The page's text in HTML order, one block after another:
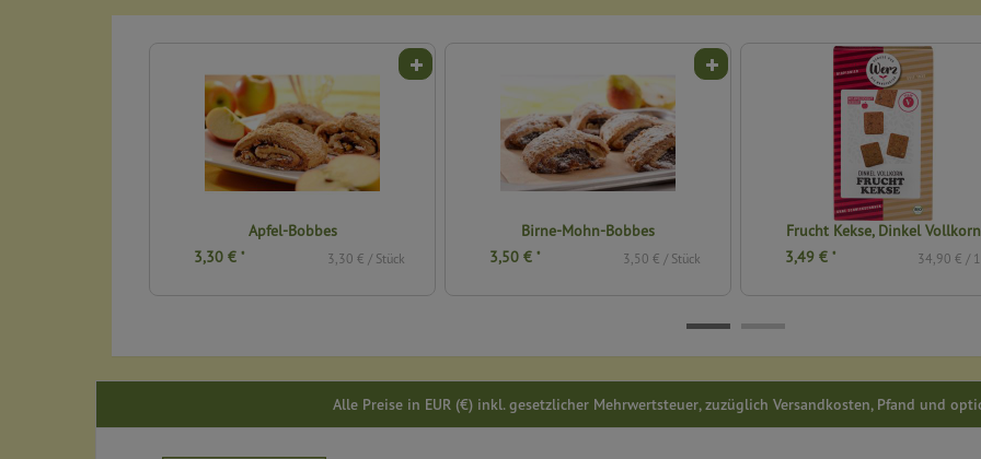
Apfel-Bobbes
3,30 € / Stück
Birne-Mohn-Bobbes
3,50 € / Stück
Frucht Kekse, Dinkel Vollkorn
34,90 € / 1 kg
Alle Preise in EUR (€) inkl. gesetzlicher Mehrwertsteuer, zuzüglich Versandkosten, Pfand und